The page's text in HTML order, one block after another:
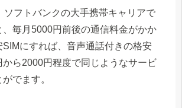
ソフトバンクの大手携帯キャリアで
、毎月5000円前後の通信料金がかか
SIMにすれば、音声通話付きの格安
から2000円程度で同じようなサービ
でます。